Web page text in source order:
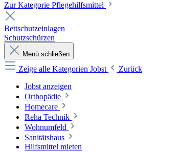
Zur Kategorie Pflegehilfsmittel
Bettschutzeinlagen
Schutzschürzen
Menü schließen
Zeige alle Kategorien Jobst
Zurück
Jobst anzeigen
Orthopädie
Homecare
Reha Technik
Wohnumfeld
Sanitätshaus
Hilfsmittel mieten